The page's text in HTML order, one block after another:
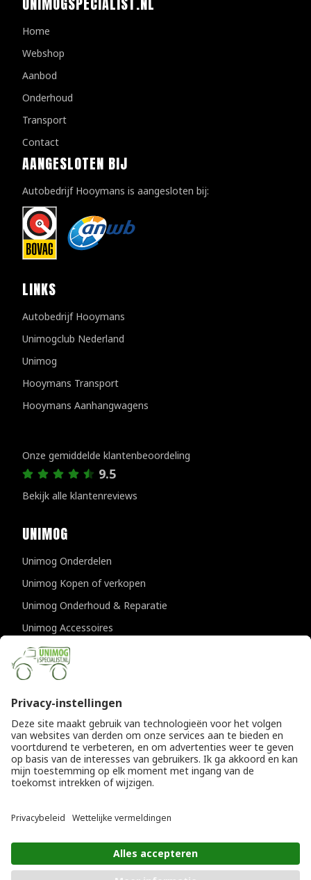
Home
Webshop
Aanbod
Onderhoud
Transport
Contact
AANGESLOTEN BIJ
Autobedrijf Hooymans is aangesloten bij:
LINKS
Autobedrijf Hooymans
Unimogclub Nederland
Unimog
Hooymans Transport
Hooymans Aanhangwagens
Onze gemiddelde klantenbeoordeling
9.5
Bekijk alle klantenreviews
UNIMOG
Unimog Onderdelen
Unimog Kopen of verkopen
Unimog Onderhoud & Reparatie
Unimog Accessoires
Unimog APK-keuringen
CONTACTGEGEVENS
Unimogspecialist
5334 JK Velddriel
T0418 632073
Einfo@unimogspecialist.nl
© Copyright 2026
Algemene voorwaarden|
Privacyverklaring